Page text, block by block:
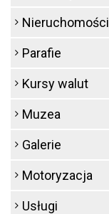
Nieruchomości
Parafie
Kursy walut
Muzea
Galerie
Motoryzacja
Usługi